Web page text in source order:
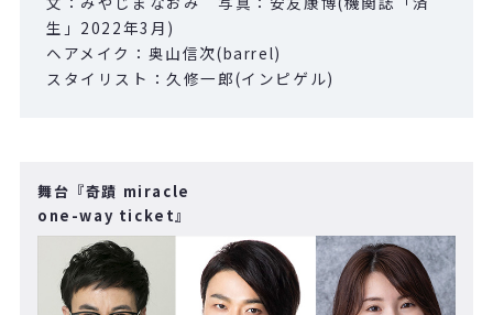
生」 2022年3 月 )
ヘアメイク：奥山信次(barrel)
スタイリスト：久修一郎(インピゲル)
舞台『奇蹟 miracle
one-way ticket』